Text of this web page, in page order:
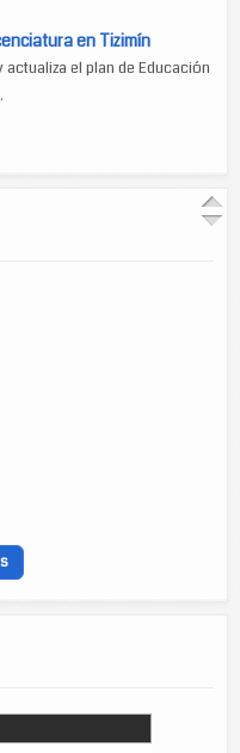
en Tizimín
actualiza el plan de Educación